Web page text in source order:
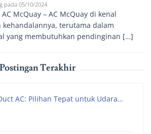
pada 05/10/2024
McQuay – AC McQuay di kenal
terutama dalam
yang membutuhkan pendinginan […]
Postingan Terakhir
AC: Pilihan Tepat untuk Udara…